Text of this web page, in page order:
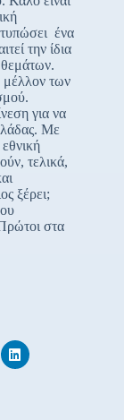
ένα
την ίδια
μέλλον των
για να
Με
τελικά,
ξέρει;
στα